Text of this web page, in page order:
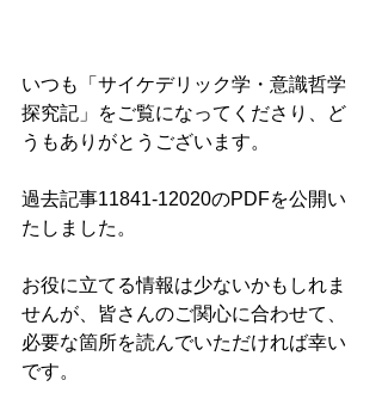
いつも「サイケデリック学・意識哲学
探究記」をご覧になってくださり、ど
うもありがとうございます。
過去記事11841-12020のPDFを公開い
たしました。
お役に立てる情報は少ないかもしれま
せんが、皆さんのご関心に合わせて、
必要な箇所を読んでいただければ幸い
です。